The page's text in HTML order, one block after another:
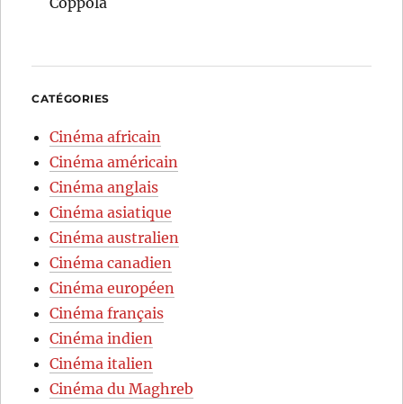
CATÉGORIES
Cinéma africain
Cinéma américain
Cinéma anglais
Cinéma asiatique
Cinéma australien
Cinéma canadien
Cinéma européen
Cinéma français
Cinéma indien
Cinéma italien
Cinéma du Maghreb